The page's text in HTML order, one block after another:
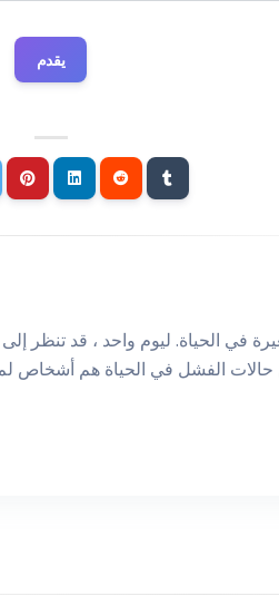
يقدم
في الحياة. ليوم واحد ، قد تنظر إلى
حالات الفشل في الحياة هم أشخاص